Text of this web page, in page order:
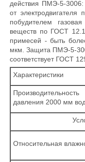
действия ПМЭ-5-
от электродвигателя
побудителем
веществ по ГОСТ
примесей - быть
мкм. Защита ПМЭ-5-
соответствует ГОСТ
Характеристики
давления 2000 мм
Относительная